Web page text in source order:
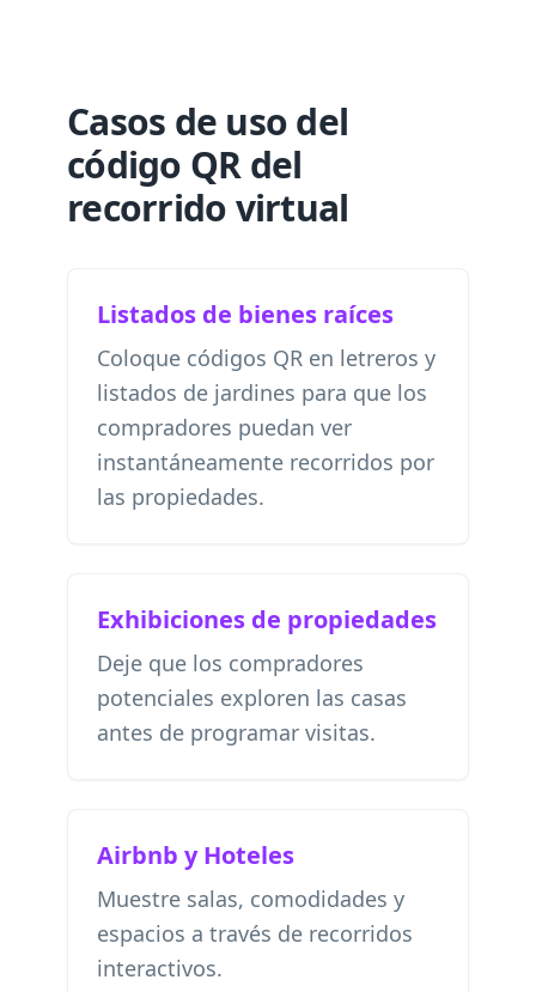
Casos de uso del
código QR del
recorrido virtual
Listados de bienes raíces
Coloque códigos QR en letreros y
listados de jardines para que los
compradores puedan ver
instantáneamente recorridos por
las propiedades.
Exhibiciones de propiedades
Deje que los compradores
potenciales exploren las casas
antes de programar visitas.
Airbnb y Hoteles
Muestre salas, comodidades y
espacios a través de recorridos
interactivos.